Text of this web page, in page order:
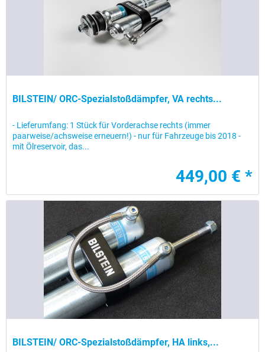
BILSTEIN/ ORC-Spezialstoßdämpfer, VA rechts...
- Lieferumfang: 1 Stück für Vorderachse rechts (immer
paarweise/achsweise erneuern!) - nur für Fahrzeuge bis 2018 -
mit Ölreservoir, das...
449,00 € *
BILSTEIN/ ORC-Spezialstoßdämpfer, HA links,...